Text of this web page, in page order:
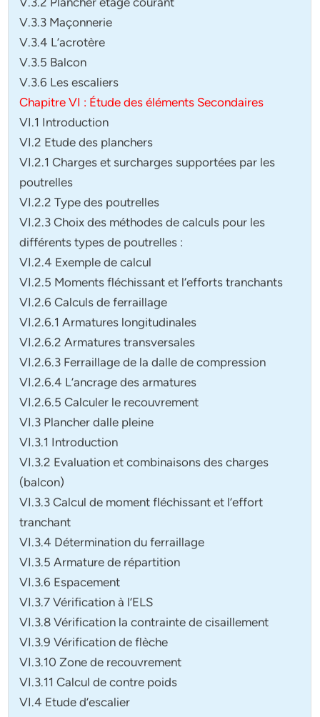
V.3.3 Maçonnerie
V.3.4 L’acrotère
V.3.5 Balcon
V.3.6 Les escaliers
Chapitre VI : Étude des éléments Secondaires
VI.1 Introduction
VI.2 Etude des planchers
VI.2.1 Charges et surcharges supportées par les
poutrelles
VI.2.2 Type des poutrelles
VI.2.3 Choix des méthodes de calculs pour les
différents types de poutrelles :
VI.2.4 Exemple de calcul
VI.2.5 Moments fléchissant et l‘efforts tranchants
VI.2.6 Calculs de ferraillage
VI.2.6.1 Armatures longitudinales
VI.2.6.2 Armatures transversales
VI.2.6.3 Ferraillage de la dalle de compression
VI.2.6.4 L’ancrage des armatures
VI.2.6.5 Calculer le recouvrement
VI.3 Plancher dalle pleine
VI.3.1 Introduction
VI.3.2 Evaluation et combinaisons des charges
(balcon)
VI.3.3 Calcul de moment fléchissant et l’effort
tranchant
VI.3.4 Détermination du ferraillage
VI.3.5 Armature de répartition
VI.3.6 Espacement
VI.3.7 Vérification à l’ELS
VI.3.8 Vérification la contrainte de cisaillement
VI.3.9 Vérification de flèche
VI.3.10 Zone de recouvrement
VI.3.11 Calcul de contre poids
VI.4 Etude d’escalier